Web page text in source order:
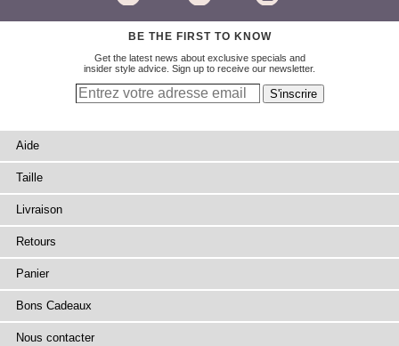
BE THE FIRST TO KNOW
Get the latest news about exclusive specials and
insider style advice. Sign up to receive our newsletter.
Aide
Taille
Livraison
Retours
Panier
Bons Cadeaux
Nous contacter